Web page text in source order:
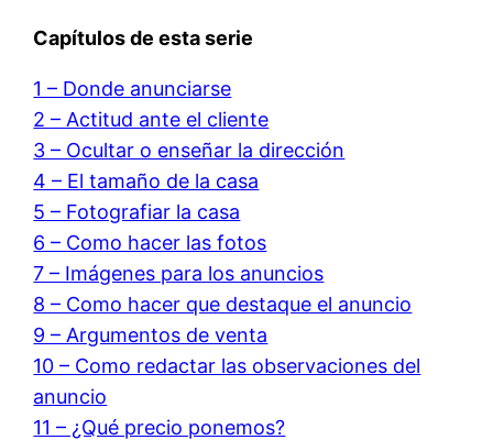
Capítulos de esta serie
1 – Donde anunciarse
2 – Actitud ante el cliente
3 – Ocultar o enseñar la dirección
4 – El tamaño de la casa
5 – Fotografiar la casa
6 – Como hacer las fotos
7 – Imágenes para los anuncios
8 – Como hacer que destaque el anuncio
9 – Argumentos de venta
10 – Como redactar las observaciones del
anuncio
11 – ¿Qué precio ponemos?